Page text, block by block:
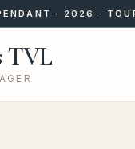
· 2026 ·
TVL